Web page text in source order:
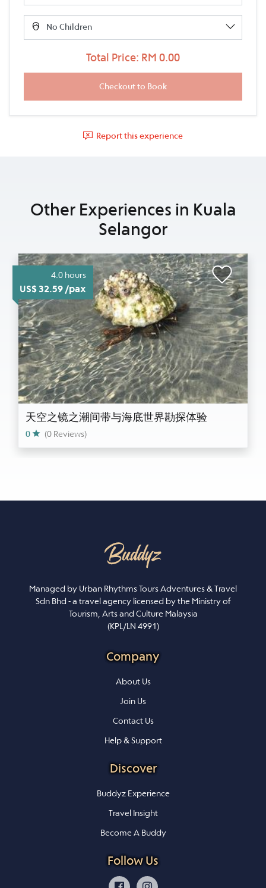
Total Price: RM 0.00
Report this experience
Other Experiences in Kuala
Selangor
4.0 hours
US$ 32.59 /pax
天空之镜之潮间带与海底世界勘探体验
0 (0 Reviews)
Managed by Urban Rhythms Tours Adventures & Travel
Sdn Bhd - a travel agency licensed by the Ministry of
Tourism, Arts and Culture Malaysia
(KPL/LN 4991)
Company
About Us
Join Us
Contact Us
Help & Support
Discover
Buddyz Experience
Travel Insight
Become A Buddy
Follow Us